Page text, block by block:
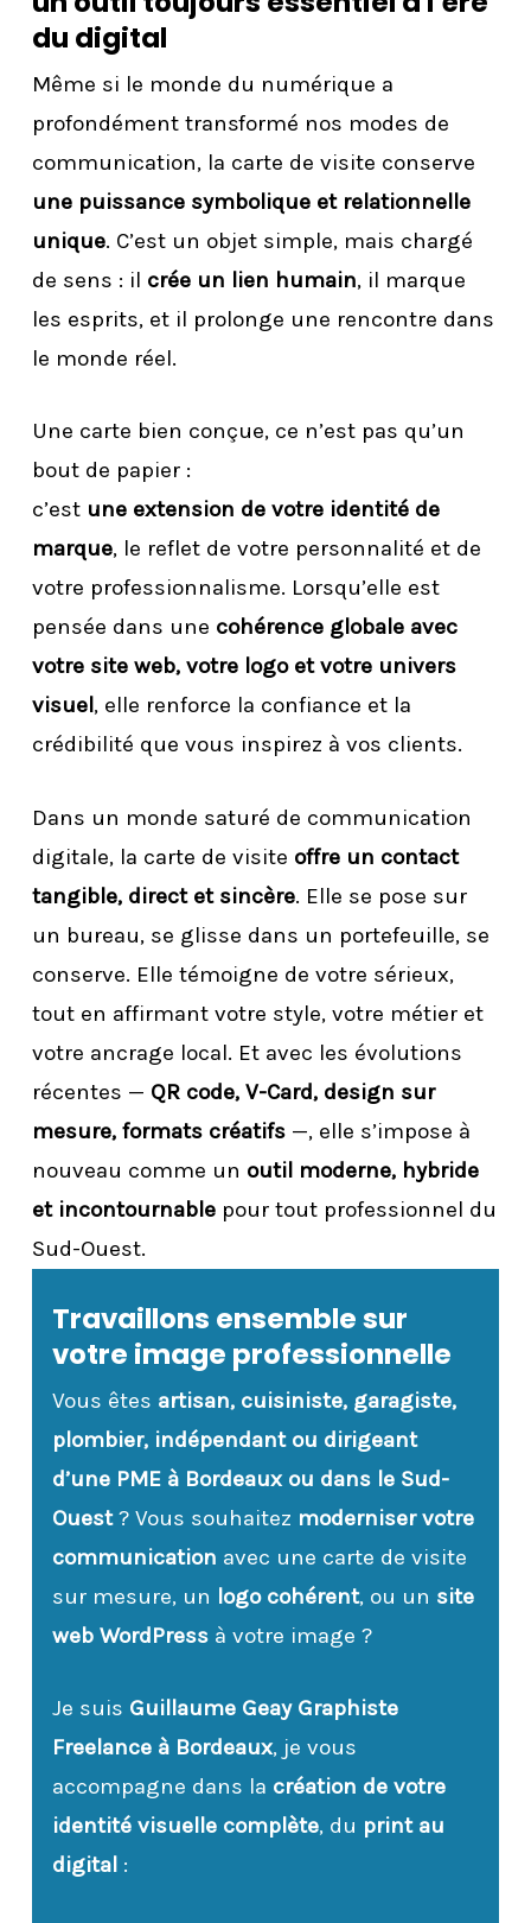
du digital
Même si le monde du numérique a
profondément transformé nos modes de
communication, la carte de visite conserve
une puissance symbolique et relationnelle
unique. C’est un objet simple, mais chargé
de sens : il crée un lien humain, il marque
les esprits, et il prolonge une rencontre dans
le monde réel.
Une carte bien conçue, ce n’est pas qu’un
bout de papier :
c’est une extension de votre identité de
marque, le reflet de votre personnalité et de
votre professionnalisme. Lorsqu’elle est
pensée dans une cohérence globale avec
votre site web, votre logo et votre univers
visuel, elle renforce la confiance et la
crédibilité que vous inspirez à vos clients.
Dans un monde saturé de communication
digitale, la carte de visite offre un contact
tangible, direct et sincère. Elle se pose sur
un bureau, se glisse dans un portefeuille, se
conserve. Elle témoigne de votre sérieux,
tout en affirmant votre style, votre métier et
votre ancrage local. Et avec les évolutions
récentes — QR code, V-Card, design sur
mesure, formats créatifs—, elle s’impose à
nouveau comme un outil moderne, hybride
et incontournablepour tout professionnel du
Sud-Ouest.
Travaillons ensemble sur
votre image professionnelle
Vous êtes artisan, cuisiniste, garagiste,
plombier, indépendant ou dirigeant
d’une PME à Bordeaux ou dans le Sud-
Ouest? Vous souhaitez moderniser votre
communication avec une carte de visite
sur mesure, un logo cohérent, ou un site
web WordPress à votre image ?
Je suis Guillaume Geay Graphiste
Freelance à Bordeaux, je vous
accompagne dans la création de votre
identité visuelle complète, du print au
digital :